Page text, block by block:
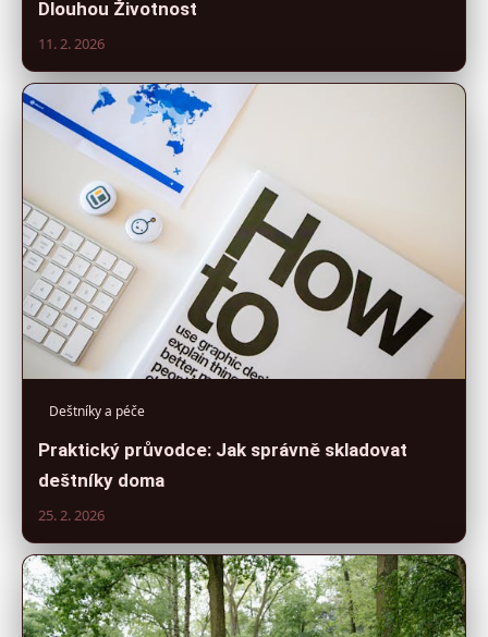
Dlouhou Životnost
11. 2. 2026
Deštníky a péče
Praktický průvodce: Jak správně skladovat
deštníky doma
25. 2. 2026